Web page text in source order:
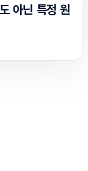
아닌 특정 원